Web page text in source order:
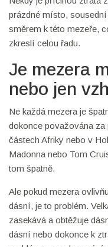
prázdné místo,
směrem k této mezeře,
zkreslí celou řadu.
Je mezera
nebo jen
Ne každá mezera je
dokonce považována za
částech Afriky nebo v
Madonna nebo Tom
tom špatně.
Ale pokud mezera
dásní, je to problém.
zasekává a obtěžuje
dásní nebo dokonce k